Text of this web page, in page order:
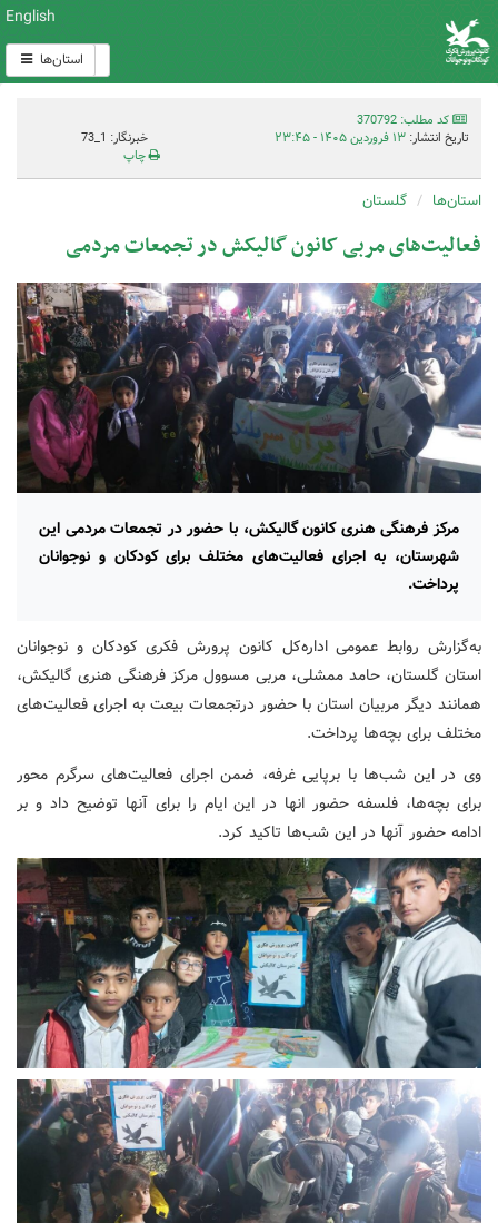
English
استان‌ها
کد مطلب: 370792
تاریخ انتشار: ۱۳ فروردین ۱۴۰۵ - ۲۳:۴۵
خبرنگار: 1_73
چاپ
استان‌ها گلستان
فعالیت‌های مربی کانون گالیکش در تجمعات مردمی
مرکز فرهنگی هنری کانون گالیکش، با حضور در تجمعات مردمی این
شهرستان، به اجرای فعالیت‌های مختلف برای کودکان و نوجوانان
پرداخت.
به‌گزارش روابط عمومی اداره‌کل کانون پرورش فکری کودکان و نوجوانان
استان گلستان، حامد ممشلی، مربی مسوول مرکز فرهنگی هنری گالیکش،
همانند دیگر مربیان استان با حضور درتجمعات بیعت به اجرای فعالیت‌های
مختلف برای بچه‌ها پرداخت.
وی در این شب‌ها با برپایی غرفه، ضمن اجرای فعالیت‌های سرگرم محور
برای بچه‌ها، فلسفه حضور انها در این ایام را برای آنها توضیح داد و بر
ادامه حضور آنها در این شب‌ها تاکید کرد.